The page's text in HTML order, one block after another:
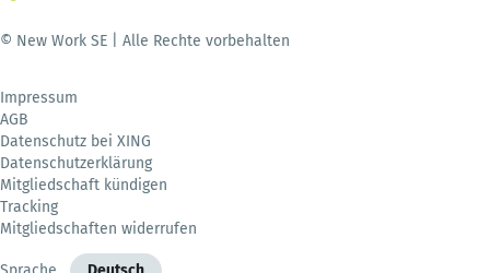
© New Work SE | Alle Rechte vorbehalten
Impressum
AGB
Datenschutz bei XING
Datenschutzerklärung
Mitgliedschaft kündigen
Tracking
Mitgliedschaften widerrufen